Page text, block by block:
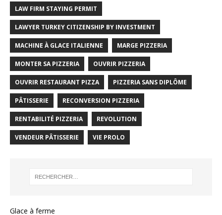
LAW FIRM STAYING PERMIT
LAWYER TURKEY CITIZENSHIP BY INVESTMENT
MACHINE À GLACE ITALIENNE MARGE PIZZERIA
MONTER SA PIZZERIA OUVRIR PIZZERIA
OUVRIR RESTAURANT PIZZA PIZZERIA SANS DIPLÔME
PÂTISSERIE RECONVERSION PIZZERIA
RENTABILITÉ PIZZERIA REVOLUTION
VENDEUR PÂTISSERIE VIE PROLO
Glace à ferme